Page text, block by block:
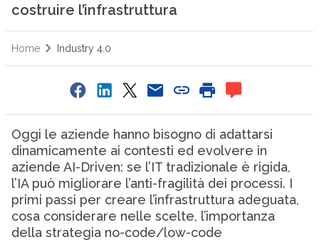
costruire l’infrastruttura
Home Industry 4.0
Oggi le aziende hanno bisogno di adattarsi
dinamicamente ai contesti ed evolvere in
aziende AI-Driven: se l’IT tradizionale è rigida,
l’IA può migliorare l’anti-fragilità dei processi. I
primi passi per creare l’infrastruttura adeguata,
cosa considerare nelle scelte, l’importanza
della strategia no-code/low-code